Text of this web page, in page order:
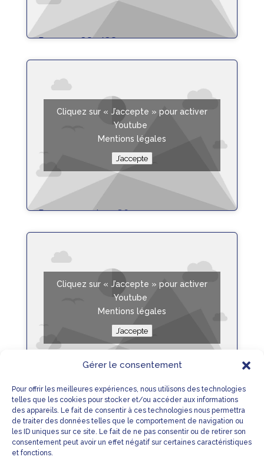
Gérer le consentement
Pour offrir les meilleures expériences, nous utilisons des technologies
telles que les cookies pour stocker et/ou accéder aux informations
des appareils. Le fait de consentir à ces technologies nous permettra
de traiter des données telles que le comportement de navigation ou
les ID uniques sur ce site. Le fait de ne pas consentir ou de retirer son
consentement peut avoir un effet négatif sur certaines caractéristiques
et fonctions.
Poser un GS3/GS4
Poser un capteur G6
Cliquez sur « J’accepte » pour activer
Youtube
Mentions légales
J’accepte
Perte de signal sur CamAPS Fx
lire plus
Cliquez sur « J’accepte » pour activer
Youtube
Mentions légales
J’accepte
1 2 »